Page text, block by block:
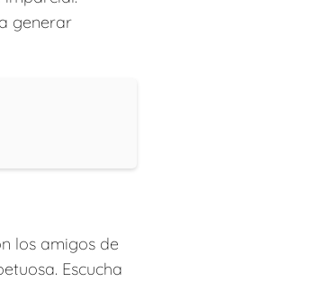
generar
los amigos de
Escucha